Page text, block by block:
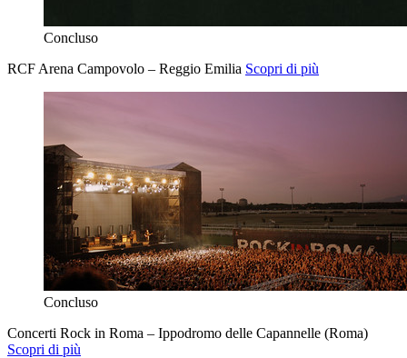
Concluso
RCF Arena Campovolo – Reggio Emilia Scopri di più
Concluso
Concerti Rock in Roma – Ippodromo delle Capannelle (Roma)
Scopri di più